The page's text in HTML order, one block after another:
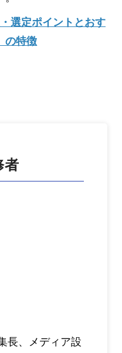
選定ポイントとおす
の特徴
者
長、メディア設